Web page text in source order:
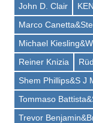
John D. Clair
Marco
Michael
Reiner Knizia
Shem Phillips&S J
Tommaso
Trevor